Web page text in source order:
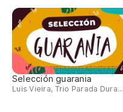
Selección guarania
Luis Vieira, Trio Parada Dura...